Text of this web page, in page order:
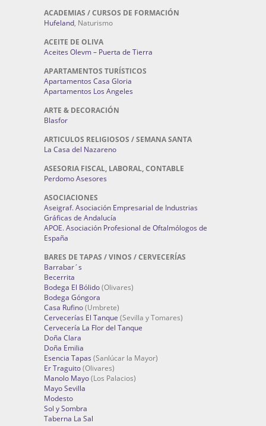
ACADEMIAS / CURSOS DE FORMACIÓN
Hufeland, Naturismo
ACEITE DE OLIVA
Aceites Olevm – Puerta de Tierra
APARTAMENTOS TURÍSTICOS
Apartamentos Casa Gloria
Apartamentos Los Angeles
ARTE & DECORACIÓN
Blasfor
ARTICULOS RELIGIOSOS / SEMANA SANTA
La Casa del Nazareno
ASESORIA FISCAL, LABORAL, CONTABLE
Perdomo Asesores
ASOCIACIONES
Aseigraf. Asociación Empresarial de Industrias
Gráficas de Andalucía
APOE. Asociación Profesional de Oftalmólogos de
España
BARES DE TAPAS / VINOS / CERVECERÍAS
Barrabar´s
Becerrita
Bodega El Bólido(Olivares)
Bodega Góngora
Casa Rufino(Umbrete)
Cervecerías El Tanque (Sevilla y Tomares)
Cervecería La Flor del Tanque
Doña Clara
Doña Emilia
Esencia Tapas (Sanlúcar la Mayor)
Er Traguito(Olivares)
Manolo Mayo(Los Palacios)
Mayo Sevilla
Modesto
Sol y Sombra
Taberna La Sal